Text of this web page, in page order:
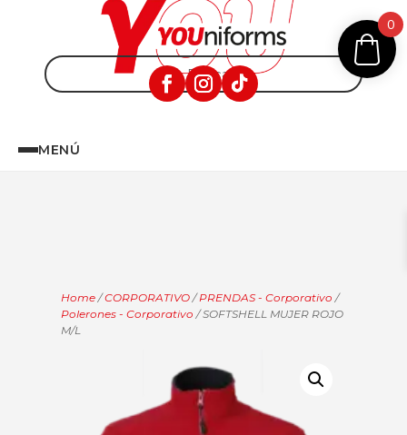
MENÚ
Home /CORPORATIVO /PRENDAS - Corporativo /
Polerones - Corporativo / SOFTSHELL MUJER ROJO
M/L
0